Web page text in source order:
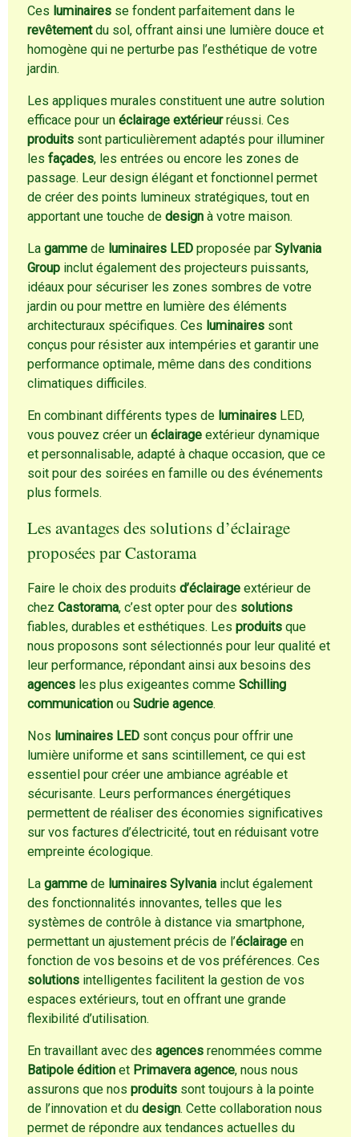
Ces luminaires se fondent parfaitement dans le
revêtementdu sol, offrant ainsi une lumière douce et
homogène qui ne perturbe pas l’esthétique de votre
jardin.
Les appliques murales constituent une autre solution
efficace pour unéclairage extérieurréussi. Ces
produits sont particulièrement adaptés pour illuminer
lesfaçades, les entrées ou encore les zones de
passage. Leur design élégant et fonctionnel permet
de créer des points lumineux stratégiques, tout en
apportant une touche dedesign à votre maison.
Lagamme de luminaires LED proposée parSylvania
Group inclut également des projecteurs puissants,
idéaux pour sécuriser les zones sombres de votre
jardin ou pour mettre en lumière des éléments
architecturaux spécifiques. Ces luminaires sont
conçus pour résister aux intempéries et garantir une
performance optimale, même dans des conditions
climatiques difficiles.
En combinant différents types de luminaires LED,
vous pouvez créer unéclairage extérieur dynamique
et personnalisable, adapté à chaque occasion, que ce
soit pour des soirées en famille ou des événements
plus formels.
Les avantages des solutions d’éclairage
proposées par Castorama
Faire le choix des produitsd’éclairage extérieur de
chezCastorama, c’est opter pour des solutions
fiables, durables et esthétiques. Lesproduits que
nous proposons sont sélectionnés pour leur qualité et
leur performance, répondant ainsi aux besoins des
agences les plus exigeantes commeSchilling
communication ouSudrie agence.
Nos luminaires LED sont conçus pour offrir une
lumière uniforme et sans scintillement, ce qui est
essentiel pour créer une ambiance agréable et
sécurisante. Leurs performances énergétiques
permettent de réaliser des économies significatives
sur vos factures d’électricité, tout en réduisant votre
empreinte écologique.
Lagamme de luminaires Sylvania inclut également
des fonctionnalités innovantes, telles que les
systèmes de contrôle à distance via smartphone,
permettant un ajustement précis de l’éclairage en
fonction de vos besoins et de vos préférences. Ces
solutions intelligentes facilitent la gestion de vos
espaces extérieurs, tout en offrant une grande
flexibilité d’utilisation.
En travaillant avec desagences renommées comme
Batipole édition et Primavera agence, nous nous
assurons que nosproduits sont toujours à la pointe
de l’innovation et dudesign. Cette collaboration nous
permet de répondre aux tendances actuelles du